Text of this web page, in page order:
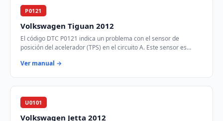
P0121
Volkswagen Tiguan 2012
El código DTC P0121 indica un problema con el sensor de
posición del acelerador (TPS) en el circuito A. Este sensor es
Ver manual →
U0101
Volkswagen Jetta 2012